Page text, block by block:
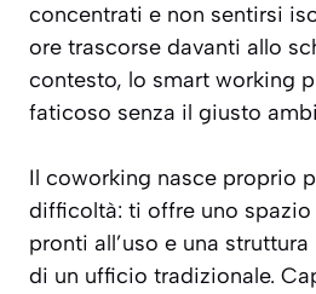
concentrati e non sentirsi
ore trascorse davanti allo
contesto, lo smart working
faticoso senza il giusto
Il coworking nasce proprio
difficoltà: ti offre uno
pronti all’uso e una
di un ufficio tradizionale.